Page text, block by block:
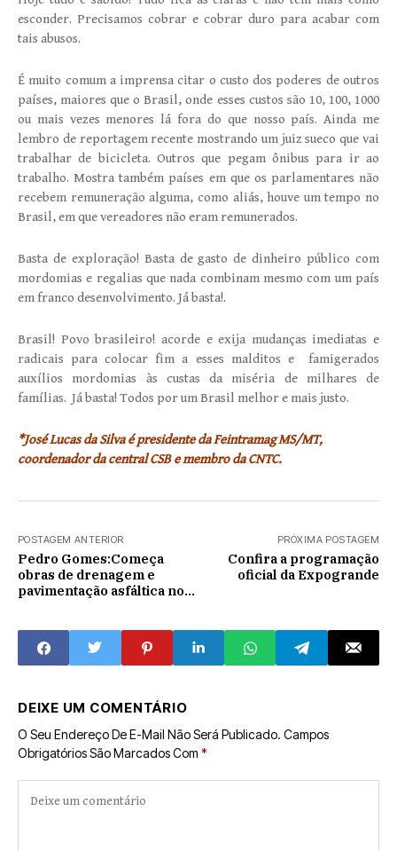
esconder. Precisamos cobrar e cobrar duro para acabar com
tais abusos.
É muito comum a imprensa citar o custo dos poderes de outros
países, maiores que o Brasil, onde esses custos são 10, 100, 1000
ou mais vezes menores lá fora do que nosso país. Ainda me
lembro de reportagem recente mostrando um juiz sueco que vai
trabalhar de bicicleta. Outros que pegam ônibus para ir ao
trabalho. Mostra também países em que os parlamentares não
recebem remuneração alguma, como aliás, houve um tempo no
Brasil, em que vereadores não eram remunerados.
Basta de exploração! Basta de gasto de dinheiro público com
mordomias e regalias que nada combinam mesmo com um país
em franco desenvolvimento. Já basta!.
Brasil! Povo brasileiro! acorde e exija mudanças imediatas e
radicais para colocar fim a esses malditos e famigerados
auxílios mordomias às custas da miséria de milhares de
famílias. Já basta! Todos por um Brasil melhor e mais justo.
*José Lucas da Silva é presidente da Feintramag MS/MT,
coordenador da central CSB e membro da CNTC.
POSTAGEM ANTERIOR
Pedro Gomes:Começa
obras de drenagem e
pavimentação asfáltica no
PRÓXIMA POSTAGEM
Confira a programação
oficial da Expogrande
DEIXE UM COMENTÁRIO
O Seu Endereço De E-Mail Não Será Publicado. Campos
Obrigatórios São Marcados Com *